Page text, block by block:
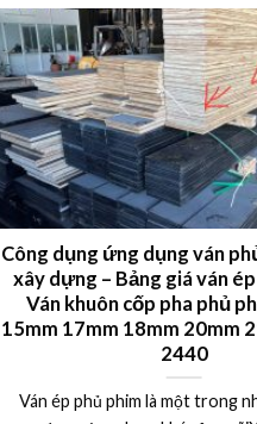
Công dụng ứng dụng ván
xây dựng – Bảng giá ván
Ván khuôn cốp pha phủ
15mm 17mm 18mm 20mm
2440
Ván ép phủ phim là một trong